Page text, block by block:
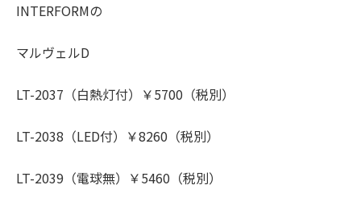
INTERFORMの
マルヴェルD
LT-2037（白熱灯付）￥5700（税別）
LT-2038（LED付）￥8260（税別）
LT-2039（電球無）￥5460（税別）